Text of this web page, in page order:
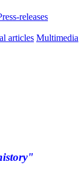
releases
articles Multimedia